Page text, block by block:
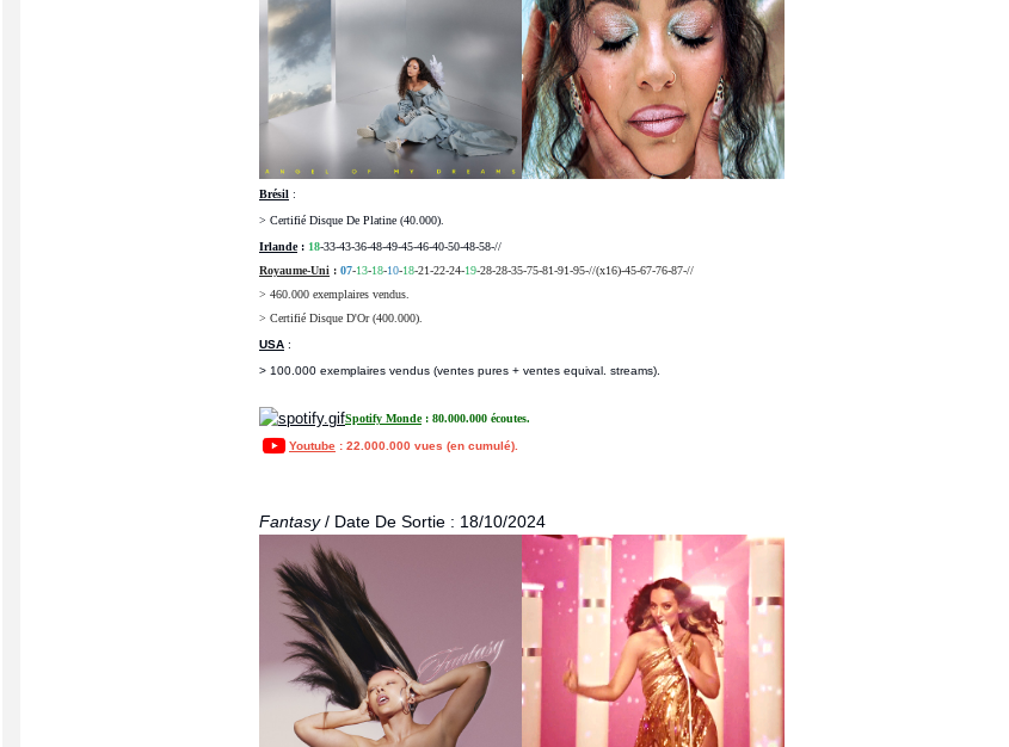
Brésil :
> Certifié Disque De Platine (40.000).
Irlande: 18-33-43-36-48-49-45-46-40-50-48-58-//
Royaume-Uni : 07-13-18-10-18-21-22-24-19-28-28-35-75-81-91-95-//(x16)-45-67-76-87-//
> 460.000 exemplaires vendus.
> Certifié Disque D'Or (400.000).
USA :
> 100.000 exemplaires vendus (ventes pures + ventes equival. streams).
Spotify Monde: 80.000.000 écoutes.
Youtube : 22.000.000 vues (en cumulé).
Fantasy/ Date De Sortie : 18/10/2024